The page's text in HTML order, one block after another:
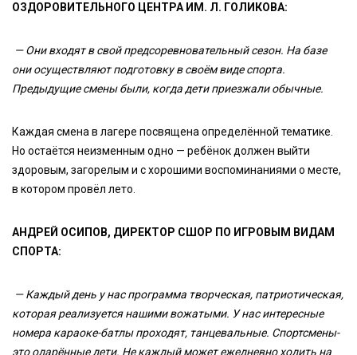
ОЗДОРОВИТЕЛЬНОГО ЦЕНТРА ИМ. Л. ГОЛИКОВА:
— Они входят в свой предсоревновательный сезон. На базе
они осуществляют подготовку в своём виде спорта.
Предыдущие смены были, когда дети приезжали обычные.
Каждая смена в лагере посвящена определённой тематике.
Но остаётся неизменным одно — ребёнок должен выйти
здоровым, загорелым и с хорошими воспоминаниями о месте,
в котором провёл лето.
АНДРЕЙ ОСИПОВ, ДИРЕКТОР СШОР ПО ИГРОВЫМ ВИДАМ
СПОРТА:
— Каждый день у нас программа творческая, патриотическая,
которая реализуется нашими вожатыми. У нас интересные
номера караоке-батлы проходят, танцевальные. Спортсмены-
это одарённые дети. Не каждый может ежедневно ходить на